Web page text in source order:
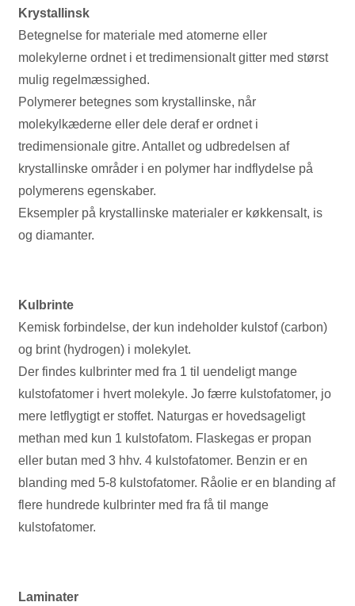
Krystallinsk
Betegnelse for materiale med atomerne eller
molekylerne ordnet i et tredimensionalt gitter med størst
mulig regelmæssighed.
Polymerer betegnes som krystallinske, når
molekylkæderne eller dele deraf er ordnet i
tredimensionale gitre. Antallet og udbredelsen af
krystallinske områder i en polymer har indflydelse på
polymerens egenskaber.
Eksempler på krystallinske materialer er køkkensalt, is
og diamanter.
Kulbrinte
Kemisk forbindelse, der kun indeholder kulstof (carbon)
og brint (hydrogen) i molekylet.
Der findes kulbrinter med fra 1 til uendeligt mange
kulstofatomer i hvert molekyle. Jo færre kulstofatomer, jo
mere letflygtigt er stoffet. Naturgas er hovedsageligt
methan med kun 1 kulstofatom. Flaskegas er propan
eller butan med 3 hhv. 4 kulstofatomer. Benzin er en
blanding med 5-8 kulstofatomer. Råolie er en blanding af
flere hundrede kulbrinter med fra få til mange
kulstofatomer.
Laminater